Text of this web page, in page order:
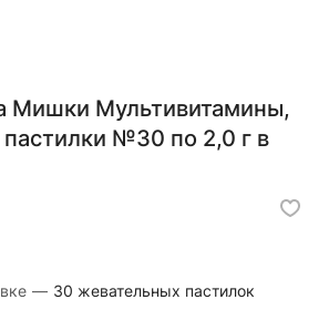
Мишки Мультивитамины,
№30 по 2,0 г в
— 30 жевательных пастилок